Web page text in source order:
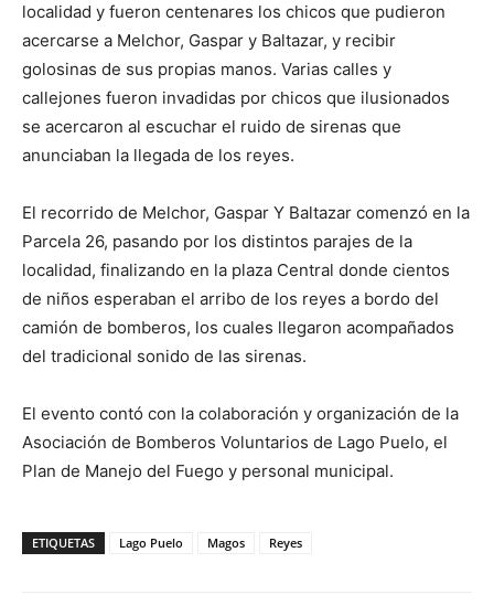
localidad y fueron centenares los chicos que pudieron
acercarse a Melchor, Gaspar y Baltazar, y recibir
golosinas de sus propias manos. Varias calles y
callejones fueron invadidas por chicos que ilusionados
se acercaron al escuchar el ruido de sirenas que
anunciaban la llegada de los reyes.
El recorrido de Melchor, Gaspar Y Baltazar comenzó en la
Parcela 26, pasando por los distintos parajes de la
localidad, finalizando en la plaza Central donde cientos
de niños esperaban el arribo de los reyes a bordo del
camión de bomberos, los cuales llegaron acompañados
del tradicional sonido de las sirenas.
El evento contó con la colaboración y organización de la
Asociación de Bomberos Voluntarios de Lago Puelo, el
Plan de Manejo del Fuego y personal municipal.
ETIQUETAS Lago Puelo Magos Reyes